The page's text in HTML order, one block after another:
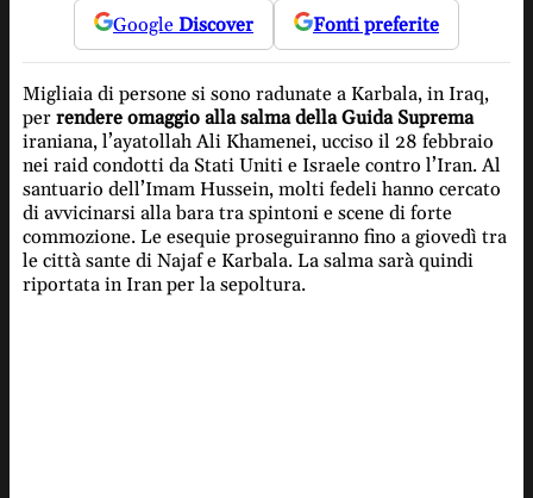
Google Discover Fonti preferite
Migliaia di persone si sono radunate a Karbala, in Iraq,
per rendere omaggio alla salma della Guida Suprema
iraniana, l’ayatollah Ali Khamenei, ucciso il 28 febbraio
nei raid condotti da Stati Uniti e Israele contro l’Iran. Al
santuario dell’Imam Hussein, molti fedeli hanno cercato
di avvicinarsi alla bara tra spintoni e scene di forte
commozione. Le esequie proseguiranno fino a giovedì tra
le città sante di Najaf e Karbala. La salma sarà quindi
riportata in Iran per la sepoltura.